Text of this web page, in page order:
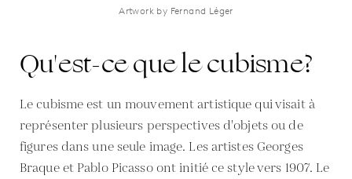
Artwork by Fernand Léger
Qu'est-ce que le cubisme?
Le cubisme est un mouvement artistique qui visait à
représenter plusieurs perspectives d'objets ou de
figures dans une seule image. Les artistes Georges
Braque et Pablo Picasso ont initié ce style vers 1907. Le